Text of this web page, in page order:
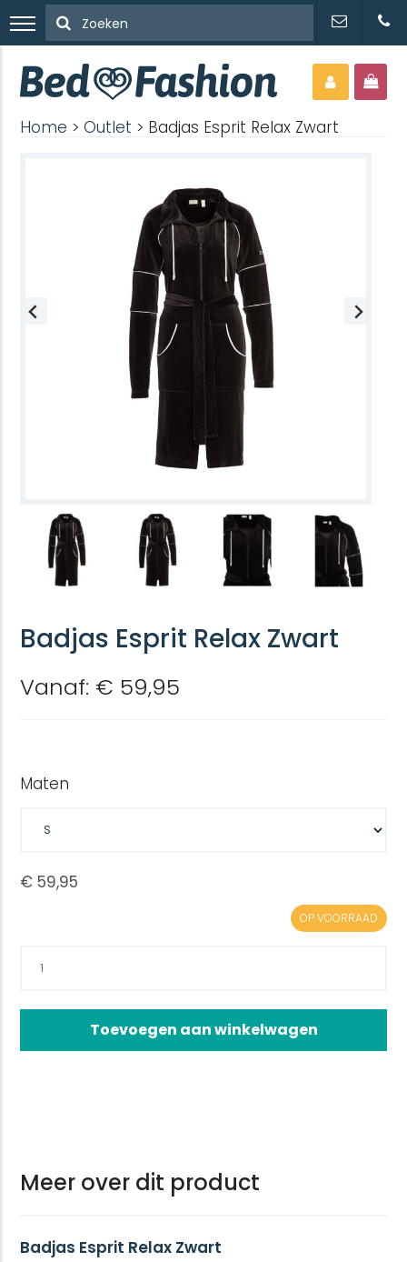
Home >Outlet > Badjas Esprit Relax Zwart
Badjas Esprit Relax Zwart
Vanaf: € 59,95
Maten
OP VOORRAAD
Toevoegen aan winkelwagen
Meer over dit product
Badjas Esprit Relax Zwart